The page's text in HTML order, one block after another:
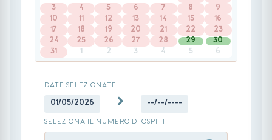
3
4 5 6 7 8
9
10
11 12 13 14 15
16
17
18 19 20 21 22
23
24
25 26 27 28 29
30
31
1 2 3 4 5 6
DATE SELEZIONATE
01/05/2026 --/--/----
SELEZIONA IL NUMERO DI OSPITI